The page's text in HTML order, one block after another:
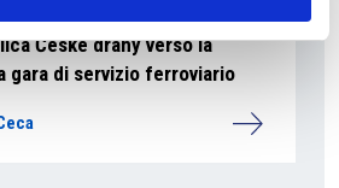
České dráhy verso la
gara di servizio ferroviario